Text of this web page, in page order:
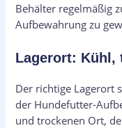
Behälter regelmäßig
Aufbewahrung zu
Lagerort: Kühl,
Der richtige Lagerort
der Hundefutter-
und trockenen Ort,